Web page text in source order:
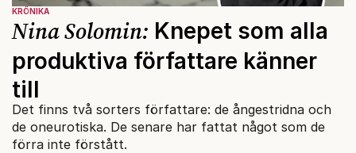
KRÖNIKA
Nina Solomin: Knepet som alla
produktiva författare känner
till
Det finns två sorters författare: de ångestridna och
de oneurotiska. De senare har fattat något som de
förra inte förstått.